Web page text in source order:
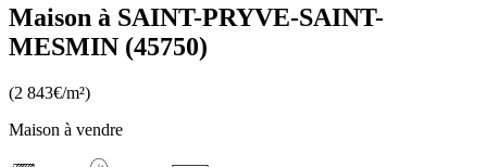
Maison à SAINT-PRYVE-SAINT-
MESMIN (45750)
(2 843€/m²)
Maison à vendre